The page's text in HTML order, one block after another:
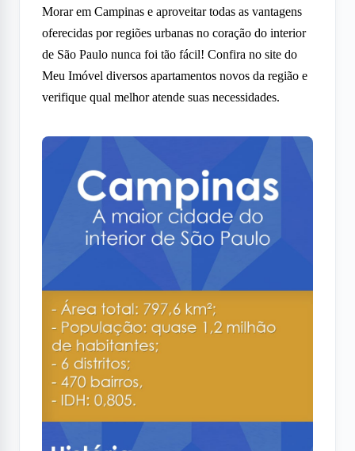
Morar em Campinas e aproveitar todas as vantagens
oferecidas por regiões urbanas no coração do interior
de São Paulo nunca foi tão fácil! Confira no site do
Meu Imóvel diversos apartamentos novos da região e
verifique qual melhor atende suas necessidades.